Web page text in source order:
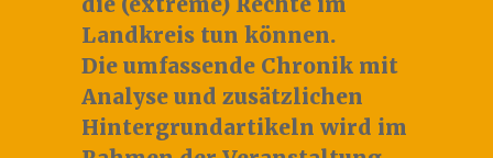
Landkreis tun können.
Die umfassende Chronik mit
Analyse und zusätzlichen
Hintergrundartikeln wird im